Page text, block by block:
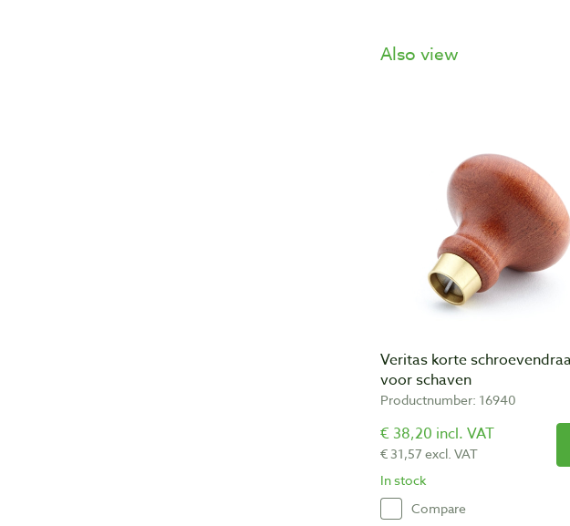
Also view
Veritas korte
voor schaven
Productnumber: 16940
€ 38,20 incl. VAT
€ 31,57 excl. VAT
In stock
Compare